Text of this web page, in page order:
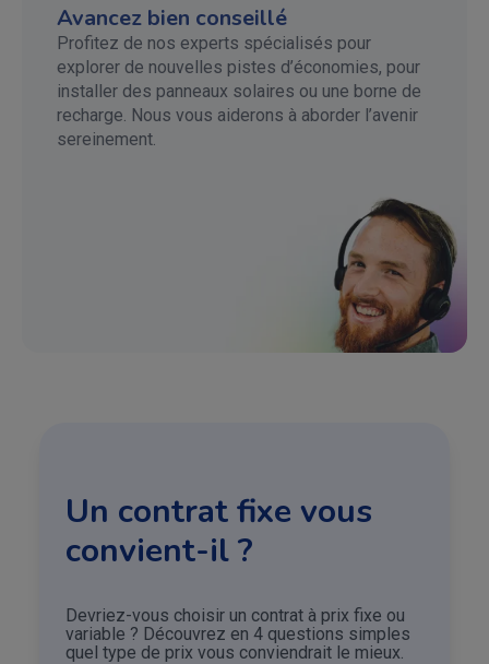
Avancez bien conseillé
Profitez de nos experts spécialisés pour
explorer de nouvelles pistes d’économies, pour
installer des panneaux solaires ou une borne de
recharge. Nous vous aiderons à aborder l’avenir
sereinement.
Un contrat fixe vous
convient-il ?
Devriez-vous choisir un contrat à prix fixe ou
variable ? Découvrez en 4 questions simples
quel type de prix vous conviendrait le mieux.